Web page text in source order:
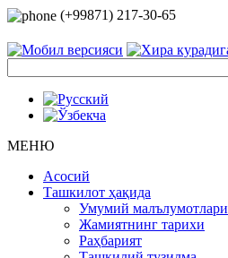
(+99871) 217-30-65
МЕНЮ
Асосий
Ташкилот ҳақида
Умумий малълумотлари
Жамиятнинг тарихи
Раҳбарият